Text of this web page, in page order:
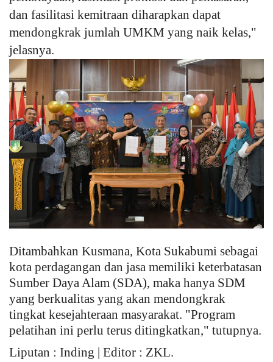
dan fasilitasi kemitraan diharapkan dapat
mendongkrak jumlah UMKM yang naik kelas,"
jelasnya.
Ditambahkan Kusmana, Kota Sukabumi sebagai
kota perdagangan dan jasa memiliki keterbatasan
Sumber Daya Alam (SDA), maka hanya SDM
yang berkualitas yang akan mendongkrak
tingkat kesejahteraan masyarakat. "Program
pelatihan ini perlu terus ditingkatkan," tutupnya.
Liputan : Inding | Editor : ZKL.